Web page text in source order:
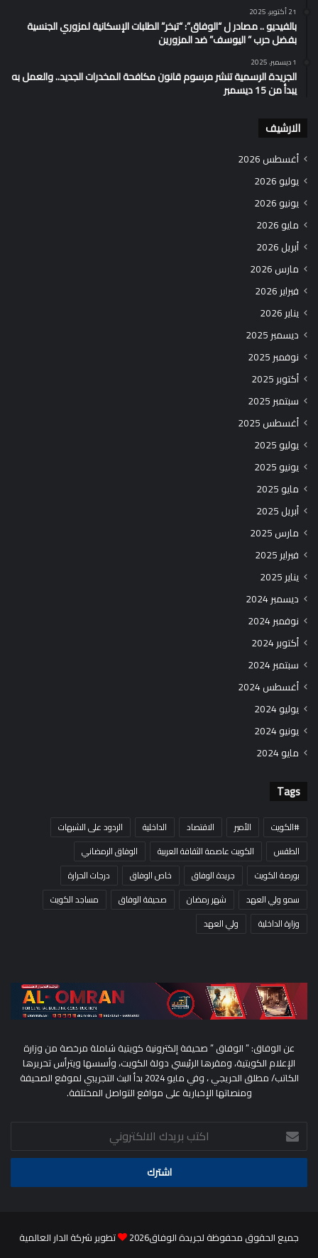
21 أكتوبر، 2025
بالفيديو .. مصادر ل “الوفاق”: “تبخر” الطلبات الإسكانية لمزوري الجنسية
بفضل حرب ” اليوسف” ضد المزورين
1 ديسمبر، 2025
الجريدة الرسمية تنشر مرسوم قانون مكافحة المخدرات الجديد.. والعمل به
يبدأ من 15 ديسمبر
الارشيف
أغسطس 2026
يوليو 2026
يونيو 2026
مايو 2026
أبريل 2026
مارس 2026
فبراير 2026
يناير 2026
ديسمبر 2025
نوفمبر 2025
أكتوبر 2025
سبتمبر 2025
أغسطس 2025
يوليو 2025
يونيو 2025
مايو 2025
أبريل 2025
مارس 2025
فبراير 2025
يناير 2025
ديسمبر 2024
نوفمبر 2024
أكتوبر 2024
سبتمبر 2024
أغسطس 2024
يوليو 2024
يونيو 2024
مايو 2024
Tags
#الكويت الأمير الاقتصاد الداخلية
الردود على الشبهات
الطقس
الكويت عاصمة الثقافة العربية
الوفاق الرمضاني
بورصة الكويت
جريدة الوفاق خاص الوفاق
درجات الحرارة
سمو ولي العهد
شهر رمضان صحيفة الوفاق
مساجد الكويت
وزارة الداخلية
ولي العهد
عن الوفاق: ” الوفاق ” صحيفة إلكترونية كويتية شاملة مرخصة من وزارة
الإعلام الكويتية، ومقرها الرئيسي دولة الكويت، وأسسها ويترأس تحريرها
الكاتب/ مطلق الحريجي ، وفي مايو 2024 بدأ البث التجريبي لموقع الصحيفة
ومنصاتها الإخبارية على مواقع التواصل المختلفة.
اكتب
بريدك
الالكتروني
جميع الحقوق محفوظة لجريدة الوفاق2026 تطوير شركة الدار العالمية